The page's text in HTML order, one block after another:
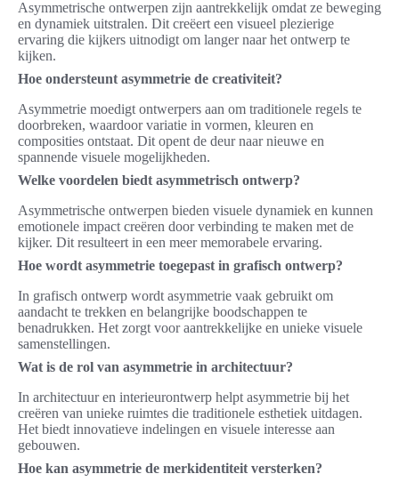
Asymmetrische ontwerpen zijn aantrekkelijk omdat ze beweging
en dynamiek uitstralen. Dit creëert een visueel plezierige
ervaring die kijkers uitnodigt om langer naar het ontwerp te
kijken.
Hoe ondersteunt asymmetrie de creativiteit?
Asymmetrie moedigt ontwerpers aan om traditionele regels te
doorbreken, waardoor variatie in vormen, kleuren en
composities ontstaat. Dit opent de deur naar nieuwe en
spannende visuele mogelijkheden.
Welke voordelen biedt asymmetrisch ontwerp?
Asymmetrische ontwerpen bieden visuele dynamiek en kunnen
emotionele impact creëren door verbinding te maken met de
kijker. Dit resulteert in een meer memorabele ervaring.
Hoe wordt asymmetrie toegepast in grafisch ontwerp?
In grafisch ontwerp wordt asymmetrie vaak gebruikt om
aandacht te trekken en belangrijke boodschappen te
benadrukken. Het zorgt voor aantrekkelijke en unieke visuele
samenstellingen.
Wat is de rol van asymmetrie in architectuur?
In architectuur en interieurontwerp helpt asymmetrie bij het
creëren van unieke ruimtes die traditionele esthetiek uitdagen.
Het biedt innovatieve indelingen en visuele interesse aan
gebouwen.
Hoe kan asymmetrie de merkidentiteit versterken?